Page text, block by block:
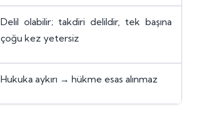
Delil olabilir; takdiri delildir, tek başına
çoğu kez yetersiz
Hukuka aykırı → hükme esas alınmaz